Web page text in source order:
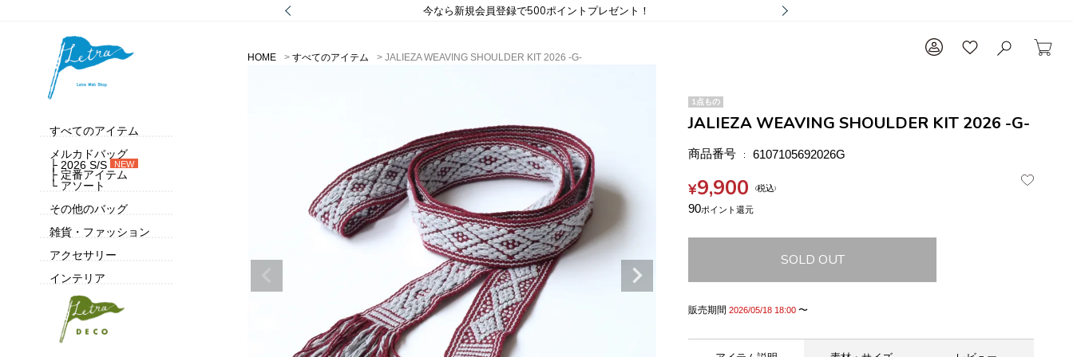
今なら新規会員登録で500ポイントプレゼント！
すべてのアイテム
メルカドバッグ
├ 2026 S/S
NEW
├ 定番アイテム
└ アソート
その他のバッグ
雑貨・ファッション
アクセサリー
インテリア
HOME すべてのアイテム JALIEZA WEAVING SHOULDER KIT 2026 -G-
1点もの
JALIEZA WEAVING SHOULDER KIT 2026 -G-
商品番号 6107105692026G
¥9,900 税込
90
SOLD OUT
販売期間 2026/05/18 18:00 〜